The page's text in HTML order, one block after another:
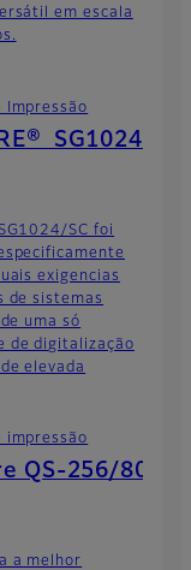
em escala
Impressão
SG1024
SC foi
exigencias
de sistemas
uma só
de digitalização
elevada
impressão
QS-256/80
a melhor